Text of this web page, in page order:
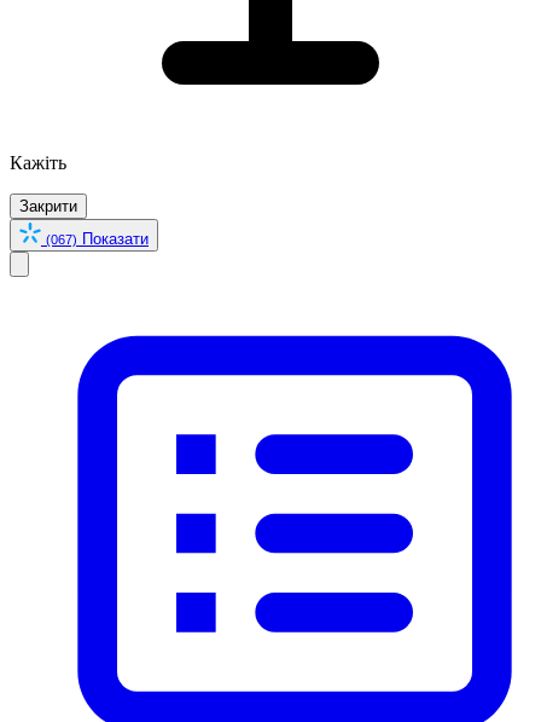
Кажіть
Закрити
(067) Показати